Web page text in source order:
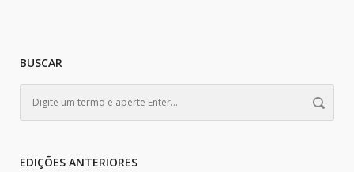
BUSCAR
EDIÇÕES ANTERIORES